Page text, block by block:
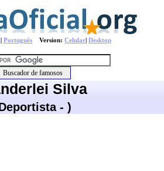
| Português Version: Celular| Desktop
Silva
- )